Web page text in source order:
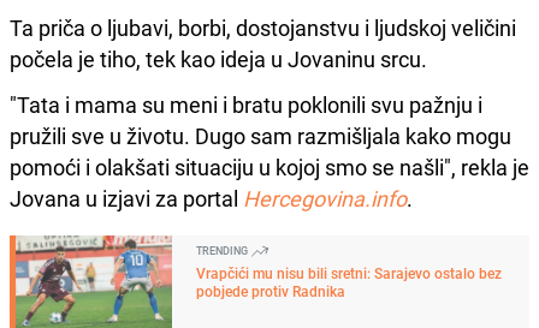
Ta priča o ljubavi, borbi, dostojanstvu i ljudskoj veličini
počela je tiho, tek kao ideja u Jovaninu srcu.
"Tata i mama su meni i bratu poklonili svu pažnju i
pružili sve u životu. Dugo sam razmišljala kako mogu
pomoći i olakšati situaciju u kojoj smo se našli", rekla je
Jovana u izjavi za portal Hercegovina.info.
TRENDING
Vrapčići mu nisu bili sretni: Sarajevo ostalo bez
pobjede protiv Radnika